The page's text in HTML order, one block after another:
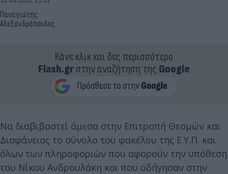
Παναγιώτης
Αλεξανδρόπουλος
Κάνε κλικ και δες περισσότερο
Flash.grστην αναζήτηση της Google
Να διαβιβαστεί άμεσα στην Επιτροπή Θεσμών και
Διαφάνειας το σύνολο του φακέλου της Ε.Υ.Π. και
όλων των πληροφοριών που αφορούν την υπόθεση
του Νίκου Ανδρουλάκη και που οδήγησαν στην